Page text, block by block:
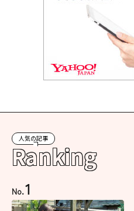
人気の記事
Ranking
No.1